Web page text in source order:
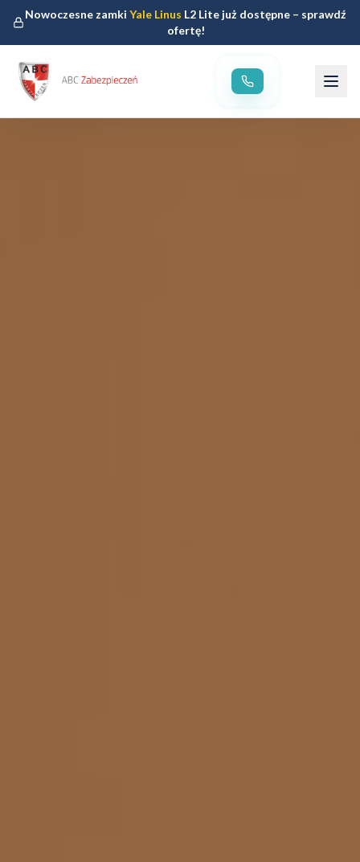
Nowoczesne zamkiYale Linus L2 Lite już dostępne – sprawdź
ofertę!